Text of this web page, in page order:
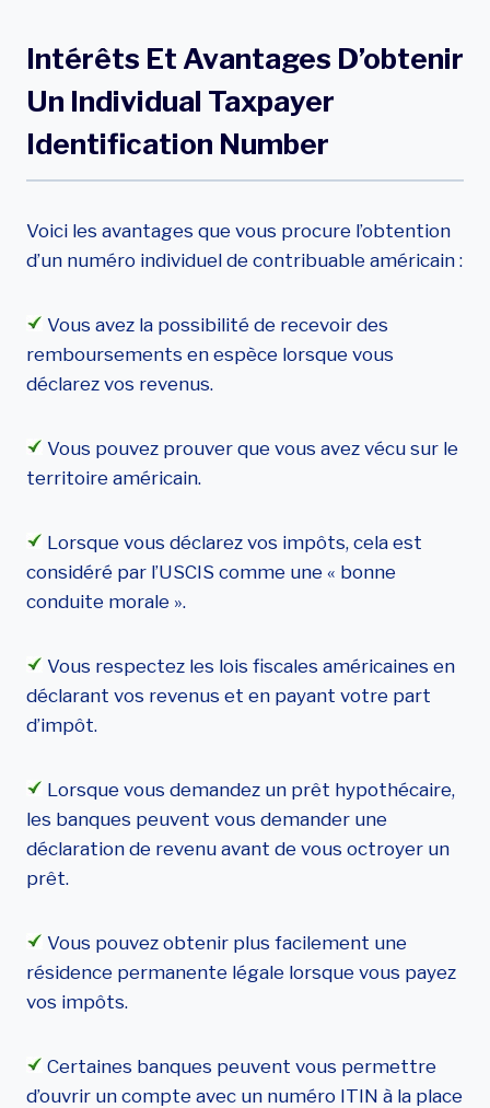
Intérêts Et Avantages D’obtenir
Un Individual Taxpayer
Identification Number
Voici les avantages que vous procure l’obtention
d’un numéro individuel de contribuable américain :
Vous avez la possibilité de recevoir des
remboursements en espèce lorsque vous
déclarez vos revenus.
Vous pouvez prouver que vous avez vécu sur le
territoire américain.
Lorsque vous déclarez vos impôts, cela est
considéré par l’USCIS comme une « bonne
conduite morale ».
Vous respectez les lois fiscales américaines en
déclarant vos revenus et en payant votre part
d’impôt.
Lorsque vous demandez un prêt hypothécaire,
les banques peuvent vous demander une
déclaration de revenu avant de vous octroyer un
prêt.
Vous pouvez obtenir plus facilement une
résidence permanente légale lorsque vous payez
vos impôts.
Certaines banques peuvent vous permettre
d’ouvrir un compte avec un numéro ITIN à la place